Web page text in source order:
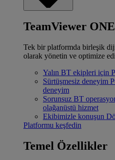
TeamViewer
Tek bir platformda birleşik
olarak yönetin ve optimize
Yalın BT ekipleri için
Sürtüşmesiz deneyim
deneyim
Sorunsuz BT
olağanüstü hizmet
Ekibimizle konuşun
Platformu keşfedin
Temel Özellikler